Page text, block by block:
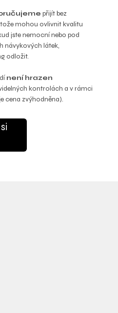
přijít bez
mohou ovlivnit kvalitu
jste nemocní nebo pod
návykových látek,
odložit.
není hrazen
kontrolách a v rámci
cena zvýhodněna).